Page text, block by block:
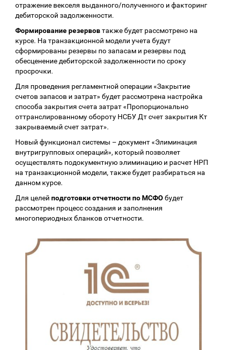
отражение векселя выданного/полученного и факторинг
дебиторской задолженности.
Формирование резервовтакже будет рассмотрено на
курсе. На транзакционной модели учета будут
сформированы резервы по запасам и резервы под
обесценение дебиторской задолженности по сроку
просрочки.
Для проведения регламентной операции «Закрытие
счетов запасов и затрат» будет рассмотрена настройка
способа закрытия счета затрат «Пропорционально
оттранслированному обороту НСБУ Дт счет закрытия Кт
закрываемый счет затрат».
Новый функционал системы – документ «Элиминация
внутригрупповых операций», который позволяет
осуществлять подокументную элиминацию и расчет НРП
на транзакционной модели, также будет разбираться на
данном курсе.
Для целей подготовки отчетности по МСФО будет
рассмотрен процесс создания и заполнения
многопериодных бланков отчетности.